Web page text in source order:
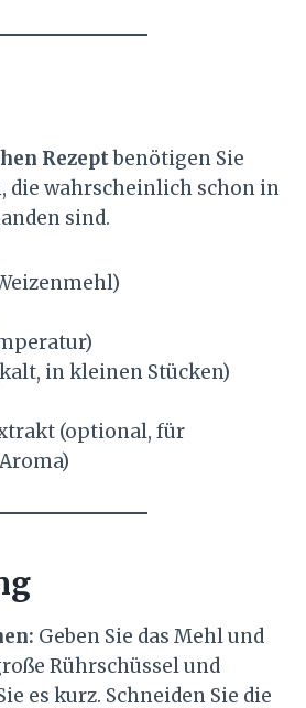
Rezeptbenötigen Sie
die wahrscheinlich schon in
sind.
in kleinen Stücken)
(optional, für
Geben Sie das Mehl und
Rührschüssel und
es kurz. Schneiden Sie die